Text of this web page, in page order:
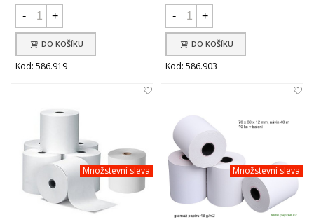
-
+
DO KOŠÍKU
Kod: 586.919
- +
DO KOŠÍKU
Kod: 586.903
Množstevní sleva Množstevní sleva